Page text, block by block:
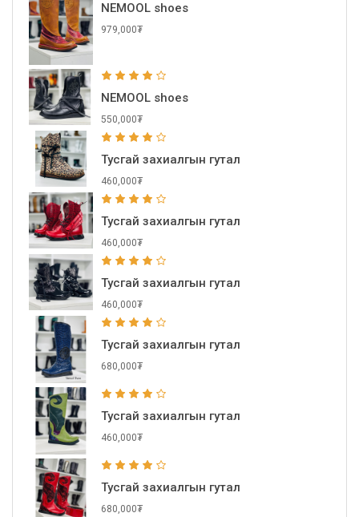
NEMOOL shoes
979,000₮
NEMOOL shoes
550,000₮
Тусгай захиалгын гутал
460,000₮
Тусгай захиалгын гутал
460,000₮
Тусгай захиалгын гутал
460,000₮
Тусгай захиалгын гутал
680,000₮
Тусгай захиалгын гутал
460,000₮
Тусгай захиалгын гутал
680,000₮